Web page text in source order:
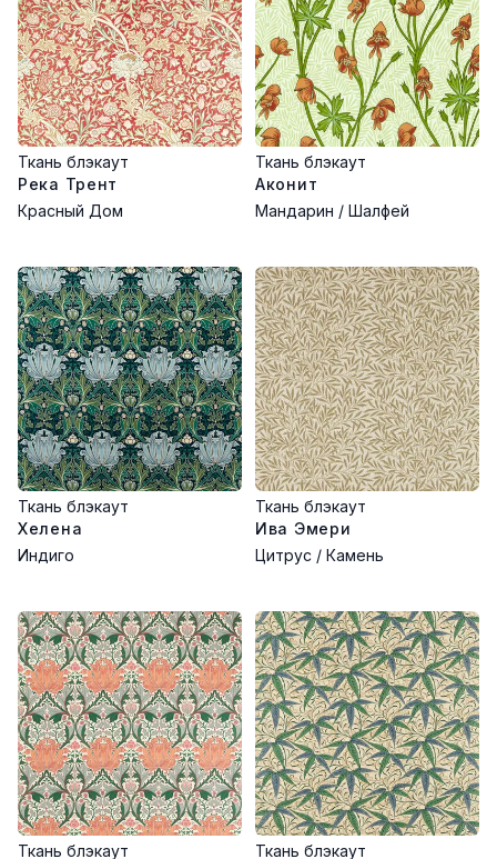
Ткань блэкаут
Река Трент
Красный Дом
Ткань блэкаут
Аконит
Мандарин / Шалфей
Ткань блэкаут
Хелена
Индиго
Ткань блэкаут
Ива Эмери
Цитрус / Камень
Ткань блэкаут
Ткань блэкаут